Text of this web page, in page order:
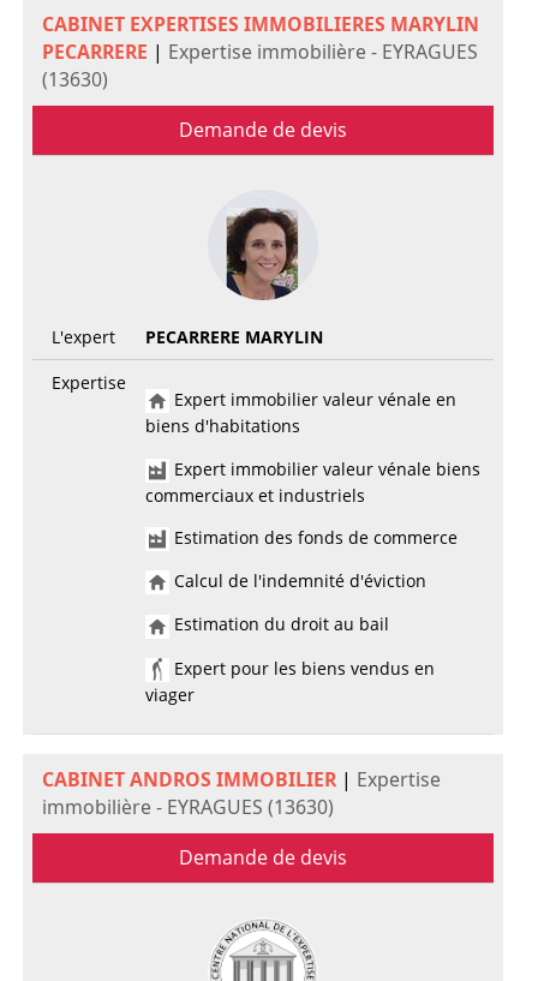
CABINET EXPERTISES IMMOBILIERES MARYLIN
PECARRERE | Expertise immobilière - EYRAGUES
(13630)
Demande de devis
L'expert
PECARRERE MARYLIN
Expertise
Expert immobilier valeur vénale en
biens d'habitations
Expert immobilier valeur vénale biens
commerciaux et industriels
Estimation des fonds de commerce
Calcul de l'indemnité d'éviction
Estimation du droit au bail
Expert pour les biens vendus en
viager
CABINET ANDROS IMMOBILIER| Expertise
immobilière - EYRAGUES (13630)
Demande de devis